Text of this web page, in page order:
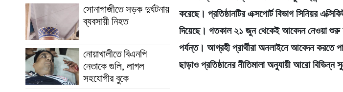
সোনাগাজীতে সড়ক দুর্ঘটনায়
ব্যবসায়ী নিহত
নোয়াখালীতে বিএনপি
নেতাকে গুলি, লাগল
সহযোগীর বুকে
করেছে। প্রতিষ্ঠানটির এক্সপোর্ট বিভাগ সিনিয়র
দিয়েছে। গতকাল ২১ জুন থেকেই আবেদন নেওয়া
পর্যন্ত। আগ্রহী প্রার্থীরা অনলাইনে আবেদন করতে
ছাড়াও প্রতিষ্ঠানের নীতিমালা অনুযায়ী আরো বিভিন্ন